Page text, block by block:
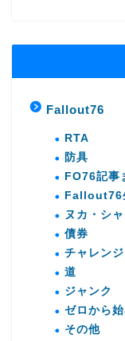
Fallout76
RTA
防具
FO76記事
Fallout76
ヌカ・シ
債券
チャレンジ
道
ジャンク
ゼロから
その他